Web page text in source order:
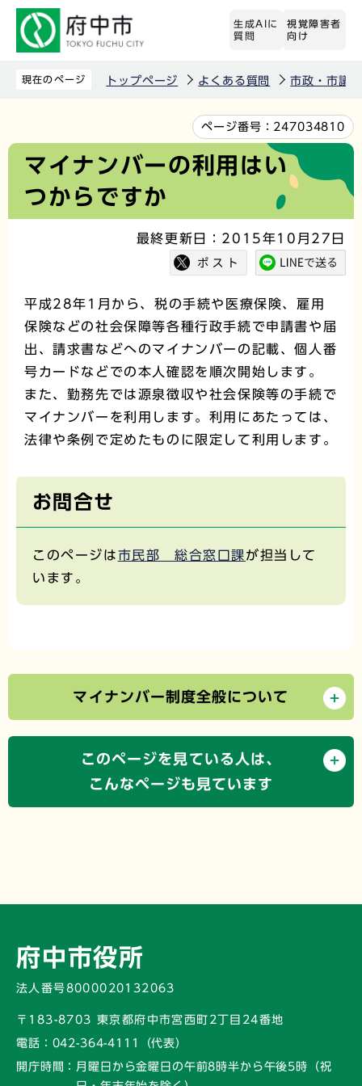
先
生成AIに
質問
視覚障害者
向け
現在のページ トップページ よくある質問 市政・市議
文
か
ページ番号： 247034810
マイナンバーの利用はい
つからですか
最終更新日：2015年10月27日
平成28年1月から、税の手続や医療保険、雇用
保険などの社会保障等各種行政手続で申請書や届
出、請求書などへのマイナンバーの記載、個人番
号カードなどでの本人確認を順次開始します。
また、勤務先では源泉徴収や社会保険等の手続で
マイナンバーを利用します。利用にあたっては、
法律や条例で定めたものに限定して利用します。
お問合せ
このページは市民部 総合窓口課が担当して
います。
マイナンバー制度全般について
このページを見ている人は、
こんなページも見ています
府中市役所
法人番号8000020132063
〒183-8703 東京都府中市宮西町2丁目24番地
電話： 042-364-4111（代表）
開庁時間： 月曜日から金曜日の午前8時半から午後5時 （祝